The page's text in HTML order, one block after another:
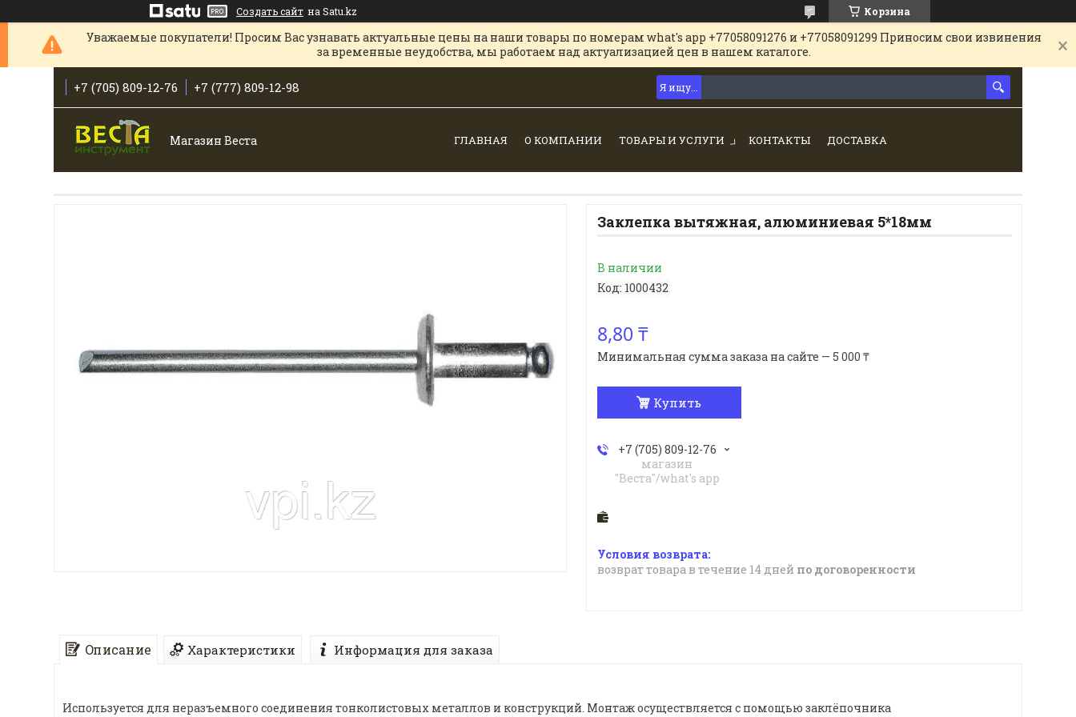
Создать сайт на Satu.kz Корзина
Уважаемые покупатели! Просим Вас узнавать актуальные цены на наши товары по номерам what's app +77058091276 и +77058091299 Приносим свои извинения
за временные неудобства, мы работаем над актуализацией цен в нашем каталоге.
+7 (705) 809-12-76 +7 (777) 809-12-98
Магазин Веста ГЛАВНАЯ О КОМПАНИИ ТОВАРЫ И УСЛУГИ КОНТАКТЫ ДОСТАВКА
Заклепка вытяжная, алюминиевая 5*18мм
В наличии
Код: 1000432
8,80 ₸
Минимальная сумма заказа на сайте — 5 000 ₸
Купить
+7 (705) 809-12-76
магазин
"Веста"/what's app
возврат товара в течение 14 дней по договоренности
Описание Характеристики Информация для заказа
Используется для неразъемного соединения тонколистовых металлов и конструкций. Монтаж осуществляется с помощью заклёпочника